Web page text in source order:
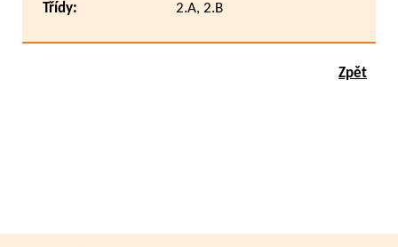
Třídy: 2.A, 2.B
Zpět